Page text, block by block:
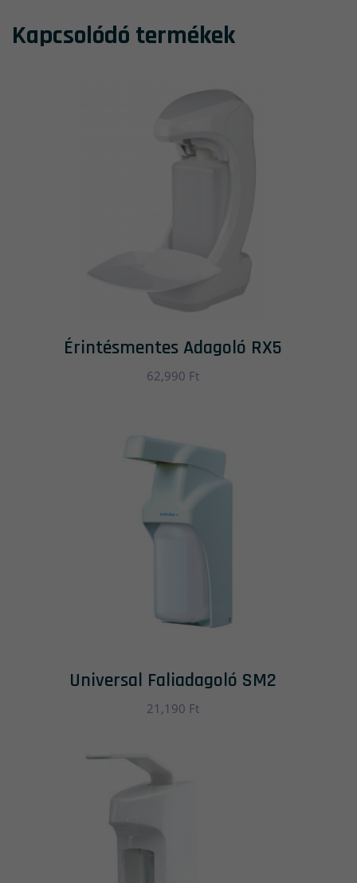
Kapcsolódó termékek
Érintésmentes Adagoló RX5
62,990 Ft
Universal Faliadagoló SM2
21,190 Ft